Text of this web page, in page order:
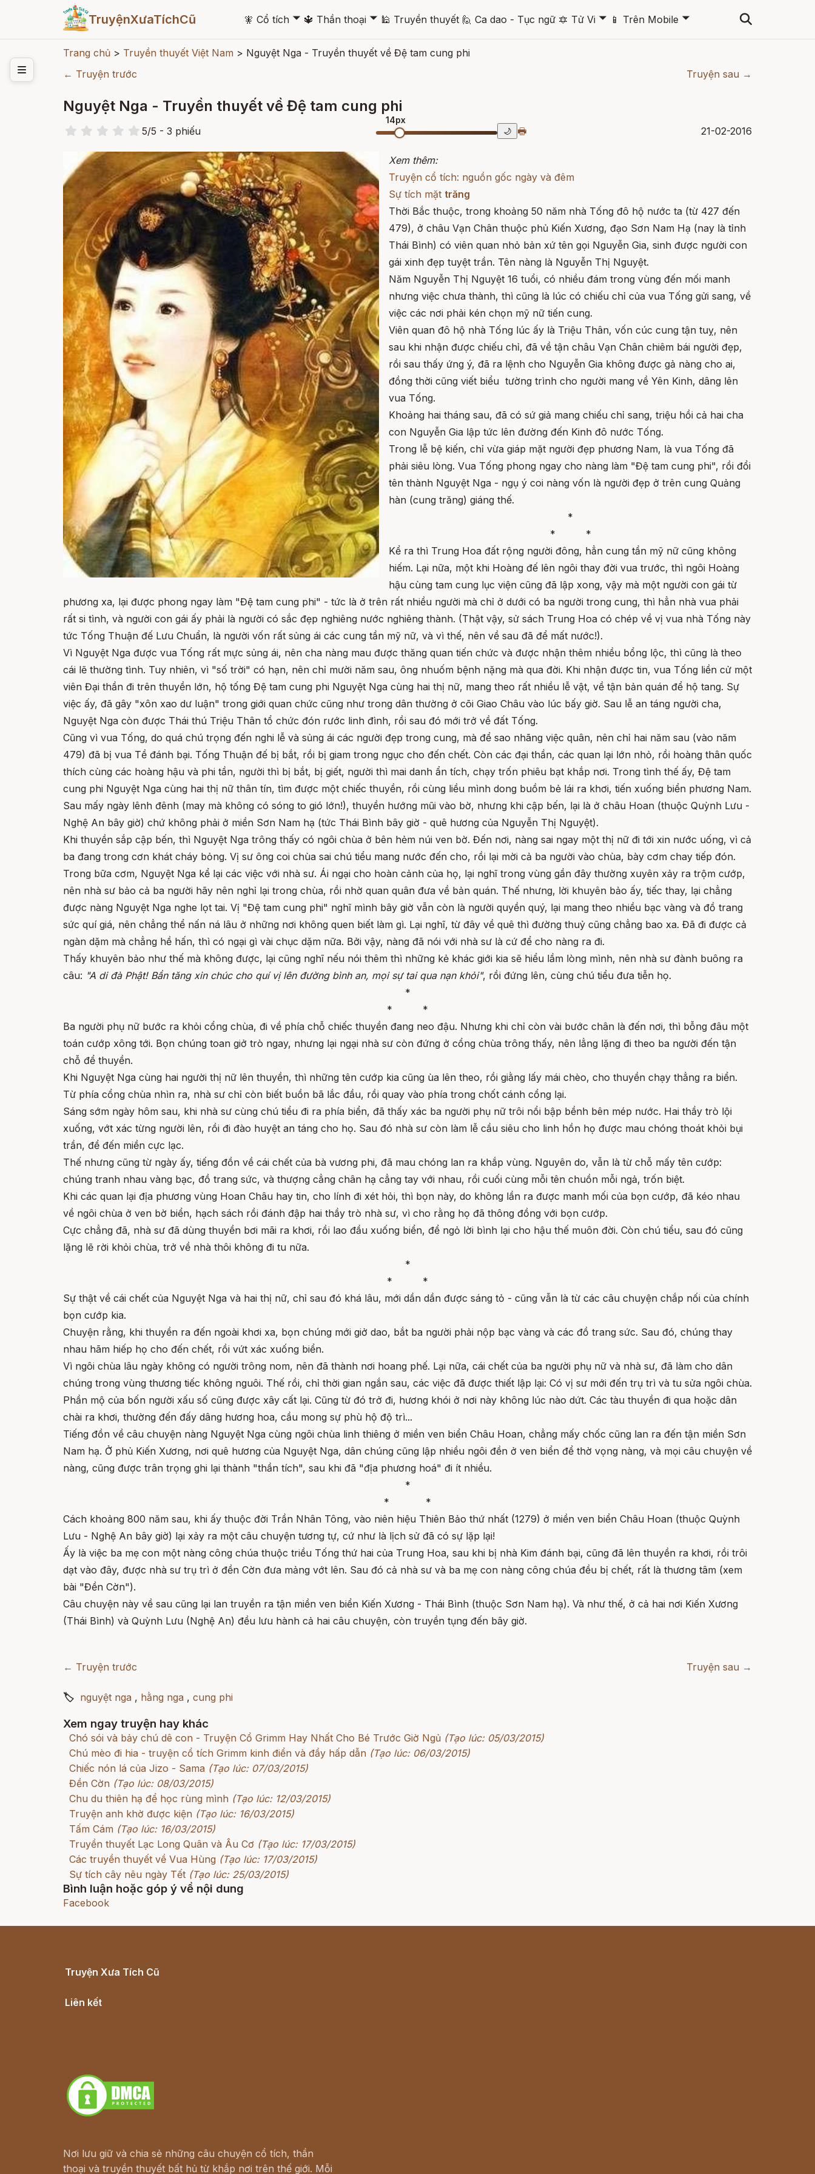
TruyệnXưaTíchCũ 🧚 Cổ tích 🞃 🔱 Thần thoại 🞃 🕌 Truyền thuyết 🙋 Ca dao - Tục ngữ 🔯 Tử Vi 🞃 📱 Trên Mobile 🞃
Trang chủ > Truyền thuyết Việt Nam > Nguyệt Nga - Truyền thuyết về Đệ tam cung phi
← Truyện trước
Truyện sau →
Nguyệt Nga - Truyền thuyết về Đệ tam cung phi
5/5 - 3 phiếu
14px
🌙 🖶 21-02-2016
Xem thêm:
Truyện cổ tích: nguồn gốc ngày và đêm
Sự tích mặt trăng
Thời Bắc thuộc, trong khoảng 50 năm nhà Tống đô hộ nước ta (từ 427 đến
479), ở châu Vạn Chân thuộc phủ Kiến Xương, đạo Sơn Nam Hạ (nay là tỉnh
Thái Bình) có viên quan nhỏ bản xứ tên gọi Nguyễn Gia, sinh được người con
gái xinh đẹp tuyệt trần. Tên nàng là Nguyễn Thị Nguyệt.
Năm Nguyễn Thị Nguyệt 16 tuổi, có nhiều đám trong vùng đến mối manh
nhưng việc chưa thành, thì cũng là lúc có chiếu chỉ của vua Tống gửi sang, về
việc các nơi phải kén chọn mỹ nữ tiến cung.
Viên quan đô hộ nhà Tống lúc ấy là Triệu Thân, vốn cúc cung tận tuỵ, nên
sau khi nhận được chiếu chỉ, đã về tận châu Vạn Chân chiêm bái người đẹp,
rồi sau thấy ứng ý, đã ra lệnh cho Nguyễn Gia không được gả nàng cho ai,
đồng thời cũng viết biểu tường trình cho người mang về Yên Kinh, dâng lên
vua Tống.
Khoảng hai tháng sau, đã có sứ giả mang chiếu chỉ sang, triệu hồi cả hai cha
con Nguyễn Gia lập tức lên đường đến Kinh đô nước Tống.
Trong lễ bệ kiến, chỉ vừa giáp mặt người đẹp phương Nam, là vua Tống đã
phải siêu lòng. Vua Tống phong ngay cho nàng làm "Đệ tam cung phi", rồi đổi
tên thành Nguyệt Nga - ngụ ý coi nàng vốn là người đẹp ở trên cung Quảng
hàn (cung trăng) giáng thế.
*
* *
Kể ra thì Trung Hoa đất rộng người đông, hẳn cung tần mỹ nữ cũng không
hiếm. Lại nữa, một khi Hoàng đế lên ngôi thay đời vua trước, thì ngôi Hoàng
hậu cùng tam cung lục viện cũng đã lập xong, vậy mà một người con gái từ
phương xa, lại được phong ngay làm "Đệ tam cung phi" - tức là ở trên rất nhiều người mà chỉ ở dưới có ba người trong cung, thì hẳn nhà vua phải
rất si tình, và người con gái ấy phải là người có sắc đẹp nghiêng nước nghiêng thành. (Thật vậy, sử sách Trung Hoa có chép về vị vua nhà Tống này
tức Tống Thuận đế Lưu Chuẩn, là người vốn rất sủng ái các cung tần mỹ nữ, và vì thế, nên về sau đã để mất nước!).
Vì Nguyệt Nga được vua Tống rất mực sủng ái, nên cha nàng mau được thăng quan tiến chức và được nhận thêm nhiều bổng lộc, thì cũng là theo
cái lẽ thường tình. Tuy nhiên, vì "số trời" có hạn, nên chỉ mười năm sau, ông nhuốm bệnh nặng mà qua đời. Khi nhận được tin, vua Tống liền cử một
viên Đại thần đi trên thuyền lớn, hộ tống Đệ tam cung phi Nguyệt Nga cùng hai thị nữ, mang theo rất nhiều lễ vật, về tận bản quán để hộ tang. Sự
việc ấy, đã gây "xôn xao dư luận" trong giới quan chức cũng như trong dân thường ở cõi Giao Châu vào lúc bấy giờ. Sau lễ an táng người cha,
Nguyệt Nga còn được Thái thú Triệu Thân tổ chức đón rước linh đình, rồi sau đó mới trở về đất Tống.
Cũng vì vua Tống, do quá chú trọng đến nghi lễ và sủng ái các người đẹp trong cung, mà để sao nhãng việc quân, nên chỉ hai năm sau (vào năm
479) đã bị vua Tề đánh bại. Tống Thuận đế bị bắt, rồi bị giam trong ngục cho đến chết. Còn các đại thần, các quan lại lớn nhỏ, rồi hoàng thân quốc
thích cùng các hoàng hậu và phi tần, người thì bị bắt, bị giết, người thì mai danh ẩn tích, chạy trốn phiêu bạt khắp nơi. Trong tình thế ấy, Đệ tam
cung phi Nguyệt Nga cùng hai thị nữ thân tín, tìm được một chiếc thuyền, rồi cùng liều mình dong buồm bẻ lái ra khơi, tiến xuống biển phương Nam.
Sau mấy ngày lênh đênh (may mà không có sóng to gió lớn!), thuyền hướng mũi vào bờ, nhưng khi cập bến, lại là ở châu Hoan (thuộc Quỳnh Lưu -
Nghệ An bây giờ) chứ không phải ở miền Sơn Nam hạ (tức Thái Bình bây giờ - quê hương của Nguyễn Thị Nguyệt).
Khi thuyền sắp cập bến, thì Nguyệt Nga trông thấy có ngôi chùa ở bên hẻm núi ven bờ. Đến nơi, nàng sai ngay một thị nữ đi tới xin nước uống, vì cả
ba đang trong cơn khát cháy bỏng. Vị sư ông coi chùa sai chú tiểu mang nước đến cho, rồi lại mời cả ba người vào chùa, bày cơm chay tiếp đón.
Trong bữa cơm, Nguyệt Nga kể lại các việc với nhà sư. Ái ngại cho hoàn cảnh của họ, lại nghĩ trong vùng gần đây thường xuyên xảy ra trộm cướp,
nên nhà sư bảo cả ba người hãy nên nghỉ lại trong chùa, rồi nhờ quan quân đưa về bản quán. Thế nhưng, lời khuyên bảo ấy, tiếc thay, lại chẳng
được nàng Nguyệt Nga nghe lọt tai. Vị "Đệ tam cung phi" nghĩ mình bây giờ vẫn còn là người quyền quý, lại mang theo nhiều bạc vàng và đồ trang
sức quí giá, nên chẳng thể nấn ná lâu ở những nơi không quen biết làm gì. Lại nghĩ, từ đây về quê thì đường thuỷ cũng chẳng bao xa. Đã đi được cả
ngàn dặm mà chẳng hề hấn, thì có ngại gì vài chục dặm nữa. Bởi vậy, nàng đã nói với nhà sư là cứ để cho nàng ra đi.
Thấy khuyên bảo như thế mà không được, lại cũng nghĩ nếu nói thêm thì những kẻ khác giới kia sẽ hiểu lầm lòng mình, nên nhà sư đành buông ra
câu: "A di đà Phật! Bần tăng xin chúc cho quí vị lên đường bình an, mọi sự tai qua nạn khỏi", rồi đứng lên, cùng chú tiểu đưa tiễn họ.
*
* *
Ba người phụ nữ bước ra khỏi cổng chùa, đi về phía chỗ chiếc thuyền đang neo đậu. Nhưng khi chỉ còn vài bước chân là đến nơi, thì bỗng đâu một
toán cướp xông tới. Bọn chúng toan giở trò ngay, nhưng lại ngại nhà sư còn đứng ở cổng chùa trông thấy, nên lẳng lặng đi theo ba người đến tận
chỗ để thuyền.
Khi Nguyệt Nga cùng hai người thị nữ lên thuyền, thì những tên cướp kia cũng ùa lên theo, rồi giằng lấy mái chèo, cho thuyền chạy thẳng ra biển.
Từ phía cổng chùa nhìn ra, nhà sư chỉ còn biết buồn bã lắc đầu, rồi quay vào phía trong chốt cánh cổng lại.
Sáng sớm ngày hôm sau, khi nhà sư cùng chú tiểu đi ra phía biển, đã thấy xác ba người phụ nữ trôi nổi bập bềnh bên mép nước. Hai thầy trò lội
xuống, vớt xác từng người lên, rồi đi đào huyệt an táng cho họ. Sau đó nhà sư còn làm lễ cầu siêu cho linh hồn họ được mau chóng thoát khỏi bụi
trần, để đến miền cực lạc.
Thế nhưng cũng từ ngày ấy, tiếng đồn về cái chết của bà vương phi, đã mau chóng lan ra khắp vùng. Nguyên do, vẫn là từ chỗ mấy tên cướp:
chúng tranh nhau vàng bạc, đồ trang sức, và thượng cẳng chân hạ cẳng tay với nhau, rồi cuối cùng mỗi tên chuồn mỗi ngả, trốn biệt.
Khi các quan lại địa phương vùng Hoan Châu hay tin, cho lính đi xét hỏi, thì bọn này, do không lần ra được manh mối của bọn cướp, đã kéo nhau
về ngôi chùa ở ven bờ biển, hạch sách rồi đánh đập hai thầy trò nhà sư, vì cho rằng họ đã thông đồng với bọn cướp.
Cực chẳng đã, nhà sư đã dùng thuyền bơi mãi ra khơi, rồi lao đầu xuống biển, để ngỏ lời bình lại cho hậu thế muôn đời. Còn chú tiểu, sau đó cũng
lặng lẽ rời khỏi chùa, trở về nhà thôi không đi tu nữa.
*
* *
Sự thật về cái chết của Nguyệt Nga và hai thị nữ, chỉ sau đó khá lâu, mới dần dần được sáng tỏ - cũng vẫn là từ các câu chuyện chắp nối của chính
bọn cướp kia.
Chuyện rằng, khi thuyền ra đến ngoài khơi xa, bọn chúng mới giở dao, bắt ba người phải nộp bạc vàng và các đồ trang sức. Sau đó, chúng thay
nhau hãm hiếp họ cho đến chết, rồi vứt xác xuống biển.
Vì ngôi chùa lâu ngày không có người trông nom, nên đã thành nơi hoang phế. Lại nữa, cái chết của ba người phụ nữ và nhà sư, đã làm cho dân
chúng trong vùng thương tiếc không nguôi. Thế rồi, chỉ thời gian ngắn sau, các việc đã được thiết lập lại: Có vị sư mới đến trụ trì và tu sửa ngôi chùa.
Phần mộ của bốn người xấu số cũng được xây cất lại. Cũng từ đó trở đi, hương khói ở nơi này không lúc nào dứt. Các tàu thuyền đi qua hoặc dân
chài ra khơi, thường đến đấy dâng hương hoa, cầu mong sự phù hộ độ trì...
Tiếng đồn về câu chuyện nàng Nguyệt Nga cùng ngôi chùa linh thiêng ở miền ven biển Châu Hoan, chẳng mấy chốc cũng lan ra đến tận miền Sơn
Nam hạ. Ở phủ Kiến Xương, nơi quê hương của Nguyệt Nga, dân chúng cũng lập nhiều ngôi đền ở ven biển để thờ vọng nàng, và mọi câu chuyện về
nàng, cũng được trân trọng ghi lại thành "thần tích", sau khi đã "địa phương hoá" đi ít nhiều.
*
* *
Cách khoảng 800 năm sau, khi ấy thuộc đời Trần Nhân Tông, vào niên hiệu Thiên Bảo thứ nhất (1279) ở miền ven biển Châu Hoan (thuộc Quỳnh
Lưu - Nghệ An bây giờ) lại xảy ra một câu chuyện tương tự, cứ như là lịch sử đã có sự lặp lại!
Ấy là việc ba mẹ con một nàng công chúa thuộc triều Tống thứ hai của Trung Hoa, sau khi bị nhà Kim đánh bại, cũng đã lên thuyền ra khơi, rồi trôi
dạt vào đây, được nhà sư trụ trì ở đền Cờn đưa mảng vớt lên. Sau đó cả nhà sư và ba mẹ con nàng công chúa đều bị chết, rất là thương tâm (xem
bài "Đền Cờn").
Câu chuyện này về sau cũng lại lan truyền ra tận miền ven biển Kiến Xương - Thái Bình (thuộc Sơn Nam hạ). Và như thế, ở cả hai nơi Kiến Xương
(Thái Bình) và Quỳnh Lưu (Nghệ An) đều lưu hành cả hai câu chuyện, còn truyền tụng đến bây giờ.
← Truyện trước Truyện sau →
🏷 nguyệt nga , hằng nga , cung phi
Xem ngay truyện hay khác
Chó sói và bảy chú dê con - Truyện Cổ Grimm Hay Nhất Cho Bé Trước Giờ Ngủ (Tạo lúc: 05/03/2015)
Chú mèo đi hia - truyện cổ tích Grimm kinh điển và đầy hấp dẫn (Tạo lúc: 06/03/2015)
Chiếc nón lá của Jizo - Sama (Tạo lúc: 07/03/2015)
Đền Cờn (Tạo lúc: 08/03/2015)
Chu du thiên hạ để học rùng mình (Tạo lúc: 12/03/2015)
Truyện anh khờ được kiện (Tạo lúc: 16/03/2015)
Tấm Cám (Tạo lúc: 16/03/2015)
Truyền thuyết Lạc Long Quân và Âu Cơ (Tạo lúc: 17/03/2015)
Các truyền thuyết về Vua Hùng (Tạo lúc: 17/03/2015)
Sự tích cây nêu ngày Tết (Tạo lúc: 25/03/2015)
Bình luận hoặc góp ý về nội dung
Facebook
Truyện Xưa Tích Cũ
Liên kết
Nơi lưu giữ và chia sẻ những câu chuyện cổ tích, thần
thoại và truyền thuyết bất hủ từ khắp nơi trên thế giới. Mỗi